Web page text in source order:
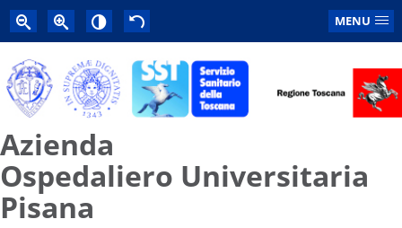
MENU
Azienda
Ospedaliero Universitaria
Pisana